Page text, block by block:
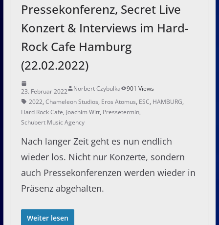
Pressekonferenz, Secret Live
Konzert & Interviews im Hard-
Rock Cafe Hamburg
(22.02.2022)
23. Februar 2022 Norbert Czybulka
901 Views
2022, Chameleon Studios, Eros Atomus, ESC, HAMBURG,
Hard Rock Cafe, Joachim Witt, Pressetermin,
Schubert Music Agency
Nach langer Zeit geht es nun endlich
wieder los. Nicht nur Konzerte, sondern
auch Pressekonferenzen werden wieder in
Präsenz abgehalten.
Weiter lesen